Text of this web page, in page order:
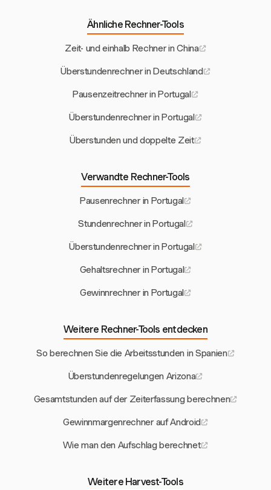
Ähnliche Rechner-Tools
Zeit- und einhalb Rechner in China
Überstundenrechner in Deutschland
Pausenzeitrechner in Portugal
Überstundenrechner in Portugal
Überstunden und doppelte Zeit
Verwandte Rechner-Tools
Pausenrechner in Portugal
Stundenrechner in Portugal
Überstundenrechner in Portugal
Gehaltsrechner in Portugal
Gewinnrechner in Portugal
Weitere Rechner-Tools entdecken
So berechnen Sie die Arbeitsstunden in Spanien
Überstundenregelungen Arizona
Gesamtstunden auf der Zeiterfassung berechnen
Gewinnmargenrechner auf Android
Wie man den Aufschlag berechnet
Weitere Harvest-Tools